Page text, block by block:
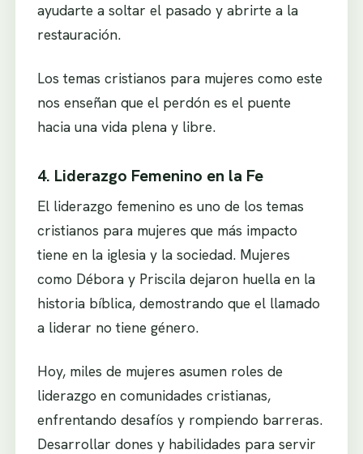
ayudarte a soltar el pasado y abrirte a la
restauración.
Los temas cristianos para mujeres como este
nos enseñan que el perdón es el puente
hacia una vida plena y libre.
4. Liderazgo Femenino en la Fe
El liderazgo femenino es uno de los temas
cristianos para mujeres que más impacto
tiene en la iglesia y la sociedad. Mujeres
como Débora y Priscila dejaron huella en la
historia bíblica, demostrando que el llamado
a liderar no tiene género.
Hoy, miles de mujeres asumen roles de
liderazgo en comunidades cristianas,
enfrentando desafíos y rompiendo barreras.
Desarrollar dones y habilidades para servir